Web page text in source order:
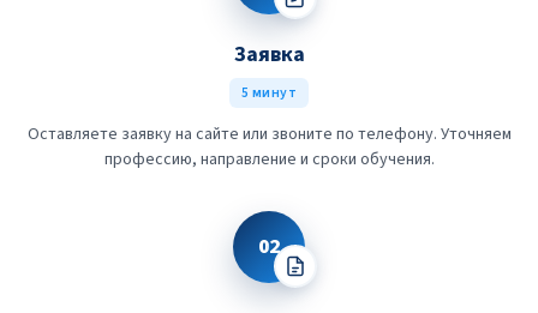
Заявка
5 минут
Оставляете заявку на сайте или звоните по телефону. Уточняем
профессию, направление и сроки обучения.
02